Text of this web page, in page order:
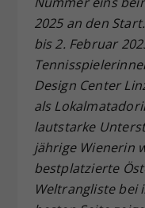
2025 an den
bis 2. Februar
Design Center
als
lautstarke
jährige Wienerin
bestplatzierte
Weltrangliste
Zweck
hat.